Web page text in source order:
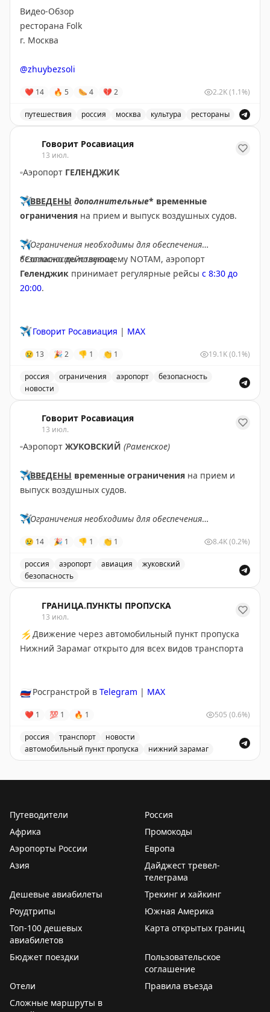
Видео-Обзор
ресторана Folk
г. Москва
@zhuybezsoli
❤ 14 🔥 5 🌭 4 💔 2 2.2K(1.1%)
путешествия россия москва культура рестораны
Говорит Росавиация
13 июл.
▫️Аэропорт ГЕЛЕНДЖИК
✈️ВВЕДЕНЫ дополнительные* временные
ограничения на прием и выпуск воздушных судов.
✈️Ограничения необходимы для обеспечения
безопасности полетов.
*Согласно действующему NOTAM, аэропорт
Геленджик принимает регулярные рейсы с 8:30 до
20:00.
✈️ Говорит Росавиация | MAX
😢 13 🎉 2 👎 1 👏 1 19.1K(0.1%)
россия ограничения аэропорт
безопасность
новости
Говорит Росавиация
13 июл.
▫️Аэропорт ЖУКОВСКИЙ (Раменское)
✈️ВВЕДЕНЫ временные ограничения на прием и
выпуск воздушных судов.
✈️Ограничения необходимы для обеспечения
✈️ Говорит Росавиация|MАХ
😢 14 🎉 1 👎 1 👏 1 8.4K(0.2%)
россия аэропорт авиация
жуковский
безопасность
ГРАНИЦА.ПУНКТЫ ПРОПУСКА
13 июл.
⚡ Движение через автомобильный пункт пропуска
Нижний Зарамаг открыто для всех видов транспорта
🇷🇺Росгранстрой в Telegram | MAX
❤ 1 💯 1 🔥 1 505 (0.6%)
россия транспорт
новости
автомобильный пункт пропуска
нижний зарамаг
Путеводители
Россия
Африка
Промокоды
Аэропорты России
Европа
Азия
Дайджест тревел-
телеграма
Дешевые авиабилеты
Трекинг и хайкинг
Роудтрипы
Южная Америка
Топ-100 дешевых
авиабилетов
Карта открытых границ
Бюджет поездки
Пользовательское
соглашение
Отели
Правила въезда
Сложные маршруты в